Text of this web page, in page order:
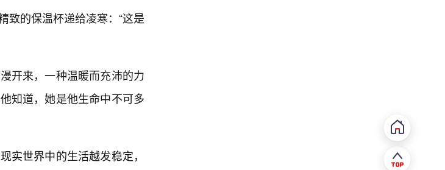
致的保温杯递给凌寒：“这是
开来，一种温暖而充沛的力
知道，她是他生命中不可多
实世界中的生活越发稳定，